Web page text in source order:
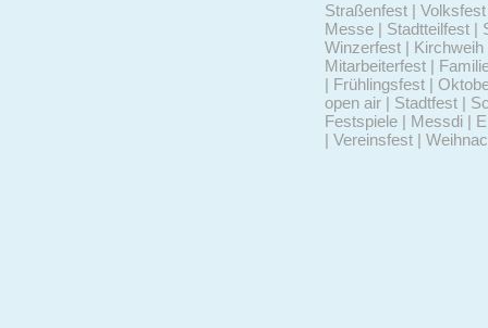
Straßenfest |
Messe | Stadtteilfest |
Winzerfest |
Mitarbeiterfest |
| Frühlingsfest |
open air | Stadtfest |
Festspiele | Messdi |
| Vereinsfest |